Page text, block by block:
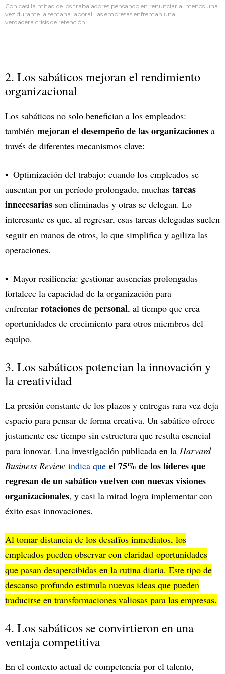
Con casi la mitad de los trabajadores pensando en renunciar al menos una
vez durante la semana laboral, las empresas enfrentan una
verdadera crisis de retención.
2. Los sabáticos mejoran el rendimiento
organizacional
Los sabáticos no solo benefician a los empleados:
también mejoran el desempeño de las organizaciones a
través de diferentes mecanismos clave:
Optimización del trabajo: cuando los empleados se
ausentan por un período prolongado, muchas tareas
innecesarias son eliminadas y otras se delegan. Lo
interesante es que, al regresar, esas tareas delegadas suelen
seguir en manos de otros, lo que simplifica y agiliza las
operaciones.
Mayor resiliencia: gestionar ausencias prolongadas
fortalece la capacidad de la organización para
enfrentar rotaciones de personal, al tiempo que crea
oportunidades de crecimiento para otros miembros del
equipo.
3. Los sabáticos potencian la innovación y
la creatividad
La presión constante de los plazos y entregas rara vez deja
espacio para pensar de forma creativa. Un sabático ofrece
justamente ese tiempo sin estructura que resulta esencial
para innovar. Una investigación publicada en la Harvard
Business Review indica que el 75% de los líderes que
regresan de un sabático vuelven con nuevas visiones
organizacionales, y casi la mitad logra implementar con
éxito esas innovaciones.
Al tomar distancia de los desafíos inmediatos, los
empleados pueden observar con claridad oportunidades
que pasan desapercibidas en la rutina diaria. Este tipo de
descanso profundo estimula nuevas ideas que pueden
traducirse en transformaciones valiosas para las empresas.
4. Los sabáticos se convirtieron en una
ventaja competitiva
En el contexto actual de competencia por el talento,